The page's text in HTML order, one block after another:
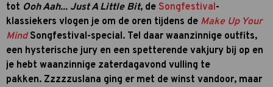
tot Ooh Aah... Just A Little Bit, de Songfestival-
klassiekers vlogen je om de oren tijdens de Make Up Your
MindSongfestival-special. Tel daar waanzinnige outfits,
een hysterische jury en een spetterende vakjury bij op en
je hebt waanzinnige zaterdagavond vulling te
pakken. Zzzzzuslana ging er met de winst vandoor, maar